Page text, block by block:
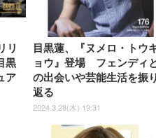
チェア (ホワイ
リ
黒
ア
目黒蓮、『ヌメロ・トウ
ョウ』登場 フェンディ
の出会いや芸能生活を振り
返る
2024.3.28(木) 19:31